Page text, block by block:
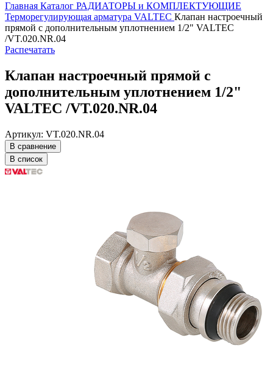
Главная Каталог РАДИАТОРЫ и КОМПЛЕКТУЮЩИЕ
Терморегулирующая арматура VALTEC Клапан настроечный
прямой с дополнительным уплотнением 1/2" VALTEC
/VT.020.NR.04
Распечатать
Клапан настроечный прямой с
дополнительным уплотнением 1/2"
VALTEC /VT.020.NR.04
Артикул: VT.020.NR.04
В сравнение
В список